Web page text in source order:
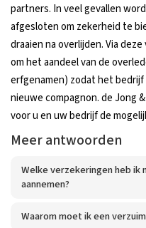
partners. In veel gevallen
afgesloten om zekerheid te
draaien na overlijden. Via
om het aandeel van de
erfgenamen) zodat het
nieuwe compagnon. de Jong
voor u en uw bedrijf de
Meer antwoorden
Welke verzekeringen heb ik
aannemen?
Waarom moet ik een